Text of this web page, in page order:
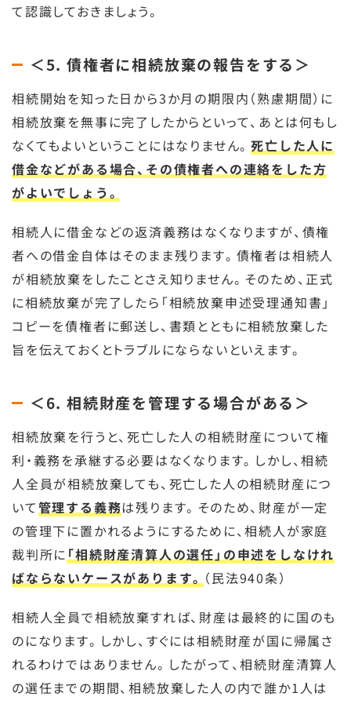
て認識しておきましょう。
＜5. 債権者に相続放棄の報告をする＞
相続開始を知った日から3か月の期限内（熟慮期間）に
相続放棄を無事に完了したからといって、あとは何もし
なくてもよいということにはなりません。死亡した人に
借金などがある場合、その債権者への連絡をした方
がよいでしょう。
相続人に借金などの返済義務はなくなりますが、債権
者への借金自体はそのまま残ります。債権者は相続人
が相続放棄をしたことさえ知りません。そのため、正式
に相続放棄が完了したら「相続放棄申述受理通知書」
コピーを債権者に郵送し、書類とともに相続放棄した
旨を伝えておくとトラブルにならないといえます。
＜6. 相続財産を管理する場合がある＞
相続放棄を行うと、死亡した人の相続財産について権
利・義務を承継する必要はなくなります。しかし、相続
人全員が相続放棄しても、死亡した人の相続財産につ
いて管理する義務は残ります。そのため、財産が一定
の管理下に置かれるようにするために、相続人が家庭
裁判所に 「相続財産清算人の選任」の申述をしなけれ
ばならないケースがあります。 （民法940条）
相続人全員で相続放棄すれば、財産は最終的に国のも
のになります。しかし、すぐには相続財産が国に帰属さ
れるわけではありません。したがって、相続財産清算人
の選任までの期間、相続放棄した人の内で誰か1人は